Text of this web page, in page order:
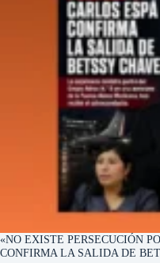
«NO EXISTE PERSECUCIÓN
CONFIRMA LA SALIDA DE